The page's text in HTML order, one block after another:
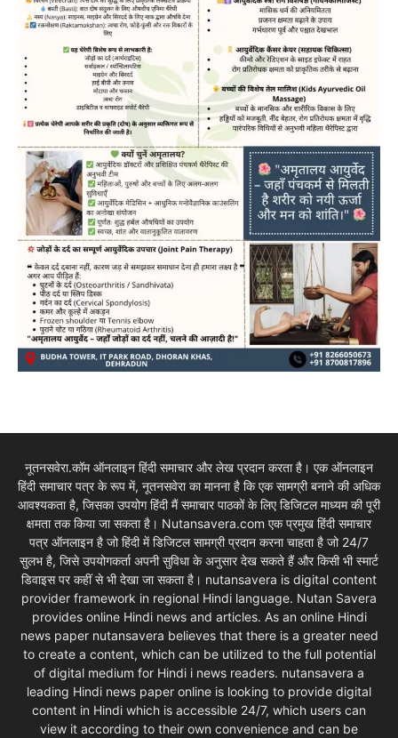
News
LIVE
नूतनसवेरा.कॉम ऑनलाइन हिंदी समाचार और लेख प्रदान करता है। एक ऑनलाइन
हिंदी समाचार पत्र के रूप में, नूतनसवेरा का मानना है कि एक सामग्री बनाने की अधिक
आवश्यकता है, जिसका उपयोग हिंदी मैं समाचार पाठकों के लिए डिजिटल माध्यम की पूरी
क्षमता तक किया जा सकता है। Nutansavera.com एक प्रमुख हिंदी समाचार
पत्र ऑनलाइन है जो हिंदी में डिजिटल सामग्री प्रदान करना चाहता है जो 24/7
सुलभ है, जिसे उपयोगकर्ता अपनी सुविधा के अनुसार देख सकते हैं और किसी भी स्मार्ट
डिवाइस पर कहीं से भी देखा जा सकता है। nutansavera is digital content
provider framework in regional Hindi language. Nutan Savera
provides online Hindi news and articles. As an online Hindi
news paper nutansavera believes that there is a greater need
to create a content, which can be utilized to the full potential
of digital medium for Hindi i news readers. nutansavera a
leading Hindi news paper online is looking to provide digital
content in Hindi which is accessible 24/7, which users can
view it according to their own convenience and can be